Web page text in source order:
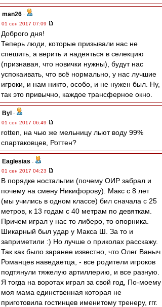
man26 -
01 сен 2017 07:09
Доброго дня!
Теперь люди, которые призывали нас не
спешить, а верить и надеяться в селекцию
(признавая, что новички нужны), будут нас
успокаивать, что всё нормально, у нас лучшие
игроки, и нам никто, особо, и не нужен был. Ну,
так это привычно, каждое трансферное окно.
Byl -
01 сен 2017 06:49
rotten, на чью же мельницу льют воду 99%
спартаковцев, Роттен?
Eaglesias -
01 сен 2017 04:23
В порядке ностальгии (почему ОИР забрал и
почему на смену Никифорову). Макс с 8 лет
(мы учились в одном классе) бил сначала с 25
метров, к 13 годам с 40 метрам по девяткам.
Причем играл у нас то либеро, то опорника.
Шикарный был удар у Макса Ш. За то и
заприметили :) Но лучше о приколах расскажу.
Так как было заранее известно, что Олег Ваныч
Романцев наведаетца, - все родители игроков
подтянули тяжелую артиллерию, и все разную.
Я тогда на воротах играл за свой год, По-моему
моя мама единственная которая не
приготовила гостинцев именитому тренеру, ггг.